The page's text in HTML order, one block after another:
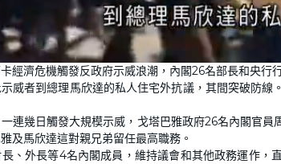
L
o
a
d
e
d
8
.
8
8
%
卡經濟危機觸發反政府示威浪潮，內閣26名部長和央
威者到總理馬欣達的私人住宅外抗議，其間突破防
連幾日觸發大規模示威，戈塔巴雅政府26名內閣官
及馬欣達這對親兄弟留任最高職務。
、外長等4名內閣成員，維持議會和其他政務運作